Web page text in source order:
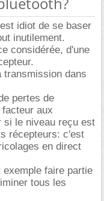
idiot de se baser
inutilement.
considérée, d'une
transmission dans
pertes de
aux
si le niveau reçu est
récepteurs: c'est
en direct
faire partie
tous les